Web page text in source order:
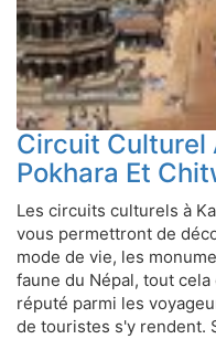
Circuit Culturel
Pokhara Et
Les circuits culturels à
vous permettront de
mode de vie, les
faune du Népal, tout
réputé parmi les
de touristes s'y rendent.